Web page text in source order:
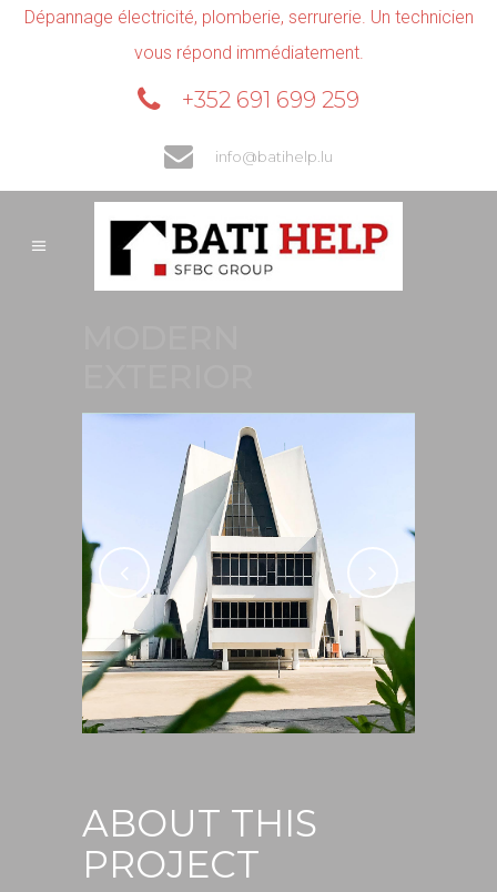
Dépannage électricité, plomberie, serrurerie. Un technicien
vous répond immédiatement.
+352 691 699 259
info@batihelp.lu
ABOUT THIS
PROJECT